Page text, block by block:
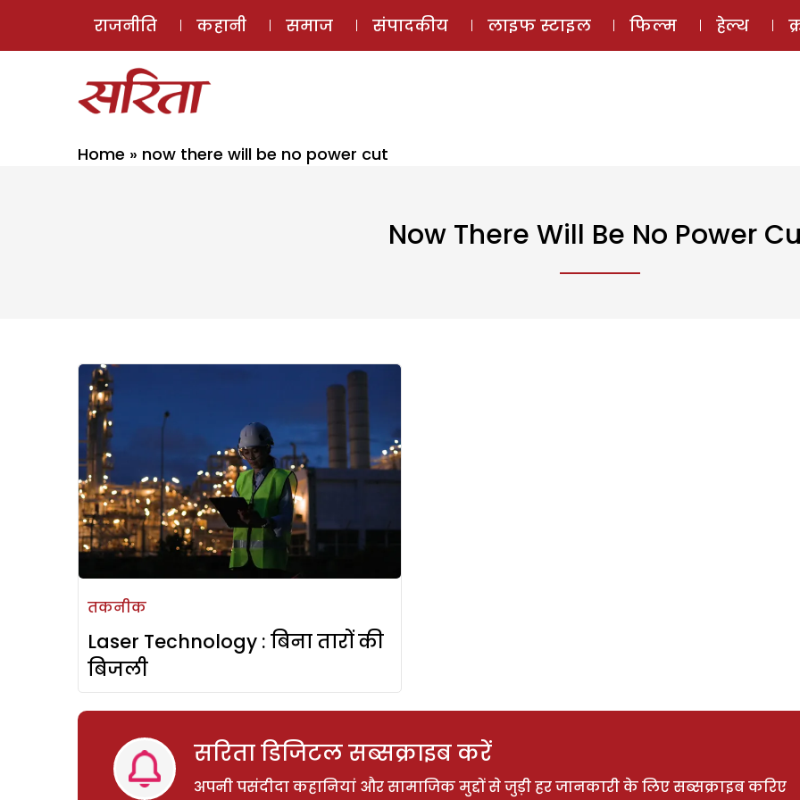
ई-मैगज़ीन
राजनीति कहानी समाज संपादकीय लाइफ स्टाइल फिल्म हेल्थ
Home » now there will be no power cut
Now There Will Be No Power
तकनीक
Laser Technology : बिना तारों की
बिजली
सरिता डिजिटल सब्सक्राइब करें
अपनी पसंदीदा कहानियां और सामाजिक मुद्दों से जुड़ी हर जानकारी के लिए सब्सक्राइब करिए